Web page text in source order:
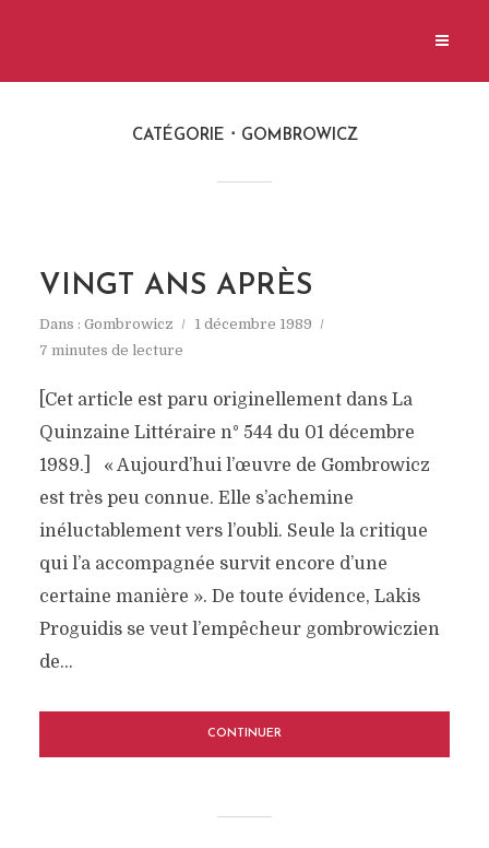
CATÉGORIE GOMBROWICZ
VINGT ANS APRÈS
Dans : Gombrowicz
1 décembre 1989
7 minutes de lecture
[Cet article est paru originellement dans La
Quinzaine Littéraire n° 544 du 01 décembre
1989.] « Aujourd’hui l’œuvre de Gombrowicz
est très peu connue. Elle s’achemine
inéluctablement vers l’oubli. Seule la critique
qui l’a accompagnée survit encore d’une
certaine manière ». De toute évidence, Lakis
Proguidis se veut l’empêcheur gombrowiczien
de...
CONTINUER